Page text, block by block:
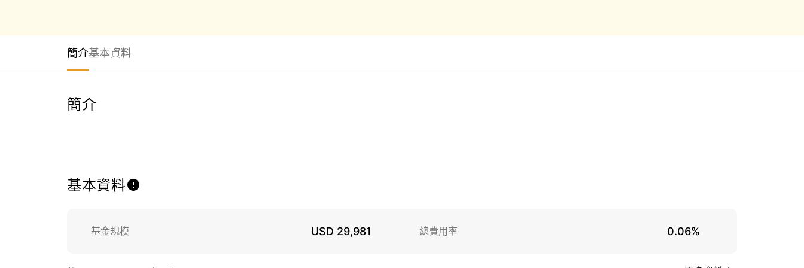
簡介基本資料
簡介
基本資料
基金規模 USD 29,981 總費用率 0.06%